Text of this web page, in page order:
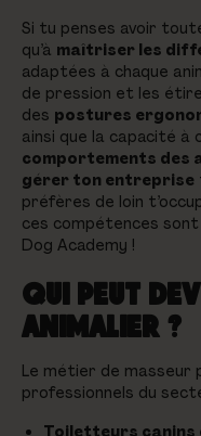
Si tu penses avoir
qu’à maîtriser les
adaptées à chaque
de pression et les
des postures
ainsi que la capacité à
comportements des
gérer ton entreprise
préfères de loin
ces compétences
Dog Academy !
QUI PEUT
ANIMALIER ?
Le métier de masseur
professionnels du
Toiletteurs canins